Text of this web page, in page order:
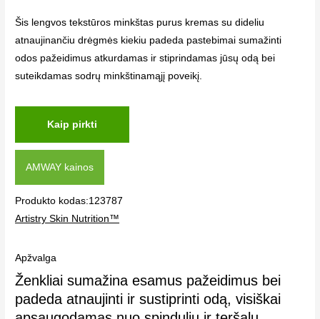
Šis lengvos tekstūros minkštas purus kremas su dideliu
atnaujinančiu drėgmės kiekiu padeda pastebimai sumažinti
odos pažeidimus atkurdamas ir stiprindamas jūsų odą bei
suteikdamas sodrų minkštinamąjį poveikį.
Kaip pirkti
AMWAY kainos
Produkto kodas:123787
Artistry Skin Nutrition™
Apžvalga
Ženkliai sumažina esamus pažeidimus bei
padeda atnaujinti ir sustiprinti odą, visiškai